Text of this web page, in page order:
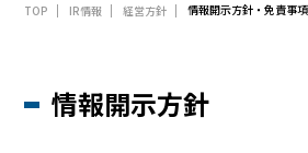
TOP IR情報 経営方針 情報開示方針・免責事項
情報開示方針